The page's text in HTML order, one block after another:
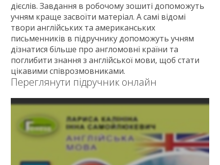
дієслів. Завдання в робочому зошиті допоможуть
учням краще засвоїти матеріал. А самі відомі
твори англійських та американських
письменників в підручнику допоможуть учням
дізнатися більше про англомовні країни та
поглибити знання з англійської мови, щоб стати
цікавими співрозмовниками.
Переглянути підручник онлайн